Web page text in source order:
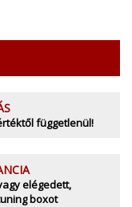
függetlenül!
elégedett,
boxot